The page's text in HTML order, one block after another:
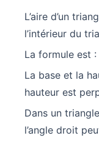
L’aire d’un
l’intérieur du
La formule est
La base et la
hauteur est
Dans un
l’angle droit